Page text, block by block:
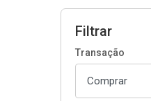
Filtrar
Transação